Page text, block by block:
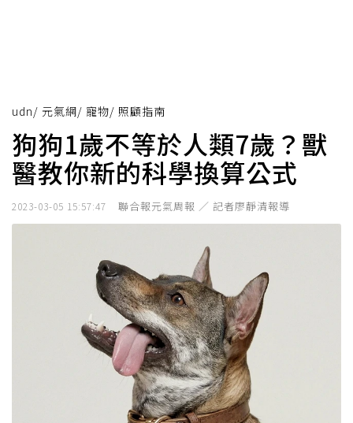
udn/ 元氣網/ 寵物/ 照顧指南
狗狗1歲不等於人類7歲？獸
醫教你新的科學換算公式
2023-03-05 15:57:47 聯合報元氣周報 ／ 記者廖靜清報導